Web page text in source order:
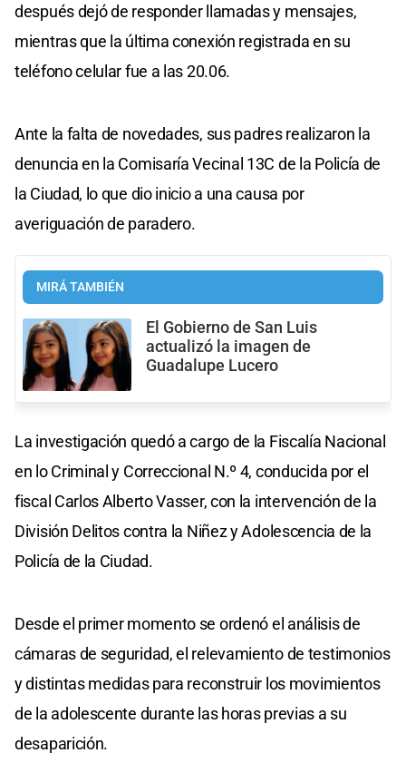
después dejó de responder llamadas y mensajes,
mientras que la última conexión registrada en su
teléfono celular fue a las 20.06.
Ante la falta de novedades, sus padres realizaron la
denuncia en la Comisaría Vecinal 13C de la Policía de
la Ciudad, lo que dio inicio a una causa por
averiguación de paradero.
MIRÁ TAMBIÉN
El Gobierno de San Luis
actualizó la imagen de
Guadalupe Lucero
La investigación quedó a cargo de la Fiscalía Nacional
en lo Criminal y Correccional N.º 4, conducida por el
fiscal Carlos Alberto Vasser, con la intervención de la
División Delitos contra la Niñez y Adolescencia de la
Policía de la Ciudad.
Desde el primer momento se ordenó el análisis de
cámaras de seguridad, el relevamiento de testimonios
y distintas medidas para reconstruir los movimientos
de la adolescente durante las horas previas a su
desaparición.